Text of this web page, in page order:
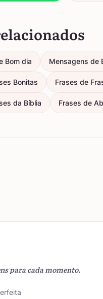
Bom dia Mensagens de
Bonitas Frases de
da Bíblia Frases de
para cada momento.